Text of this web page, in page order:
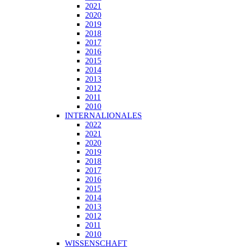
2021
2020
2019
2018
2017
2016
2015
2014
2013
2012
2011
2010
INTERNALIONALES
2022
2021
2020
2019
2018
2017
2016
2015
2014
2013
2012
2011
2010
WISSENSCHAFT